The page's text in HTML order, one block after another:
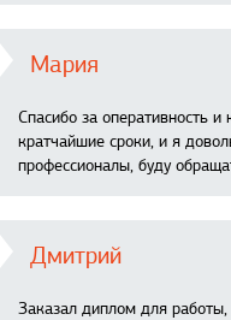
Мария
Спасибо за оперативность
кратчайшие сроки, и я
профессионалы, буду
Дмитрий
Заказал диплом для